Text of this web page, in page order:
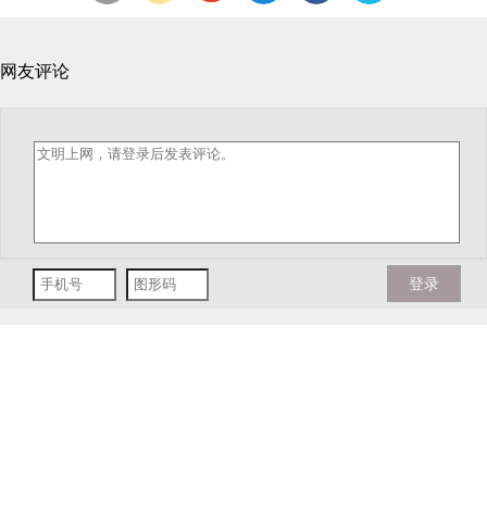
网友评论
登录